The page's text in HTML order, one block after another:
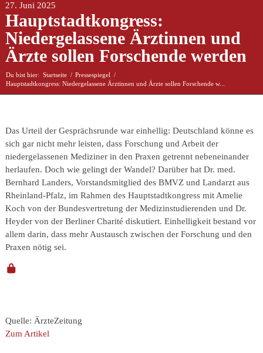
27. Juni 2025
Hauptstadtkongress:
Niedergelassene Ärztinnen und
Ärzte sollen Forschende werden
Du bist hier: Startseite / Pressespiegel /
Hauptstadtkongress: Niedergelassene Ärztinnen und Ärzte sollen Forschende w...
Das Urteil der Gesprächsrunde war einhellig: Deutschland könne es
sich gar nicht mehr leisten, dass Forschung und Arbeit der
niedergelassenen Mediziner in den Praxen getrennt nebeneinander
herlaufen. Doch wie gelingt der Wandel? Darüber hat Dr. med.
Bernhard Landers, Vorstandsmitglied des BMVZ und Landarzt aus
Rheinland-Pfalz, im Rahmen des Hauptstadtkongress mit Amelie
Koch von der Bundesvertretung der Medizinstudierenden und Dr.
Heyder von der Berliner Charité diskutiert. Einhelligkeit bestand vor
allem darin, dass mehr Austausch zwischen der Forschung und den
Praxen nötig sei.
Quelle: ÄrzteZeitung
Zum Artikel